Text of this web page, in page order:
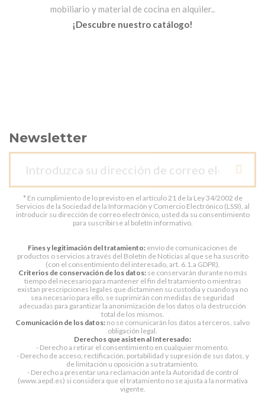
mobiliario y material de cocina en alquiler..
¡Descubre nuestro catálogo!
Newsletter
* En cumplimiento de lo previsto en el artículo 21 de la Ley 34/2002 de
Servicios de la Sociedad de la Información y Comercio Electrónico (LSSI), al
introducir su dirección de correo electrónico, usted da su consentimiento
para suscribirse al boletín informativo.
Fines y legitimación del tratamiento: envío de comunicaciones de
productos o servicios a través del Boletín de Noticias al que se ha suscrito
(con el consentimiento del interesado, art. 6.1.a GDPR).
Criterios de conservación de los datos:se conservarán durante no más
tiempo del necesario para mantener el fin del tratamiento o mientras
existan prescripciones legales que dictaminen su custodia y cuando ya no
sea necesario para ello, se suprimirán con medidas de seguridad
adecuadas para garantizar la anonimización de los datos o la destrucción
total de los mismos.
Comunicación de los datos: no se comunicarán los datos a terceros, salvo
obligación legal.
Derechos que asisten al Interesado:
- Derecho a retirar el consentimiento en cualquier momento.
- Derecho de acceso, rectificación, portabilidad y supresión de sus datos, y
de limitación u oposición a su tratamiento.
- Derecho a presentar una reclamación ante la Autoridad de control
(www.aepd.es) si considera que el tratamiento no se ajusta a la normativa
vigente.